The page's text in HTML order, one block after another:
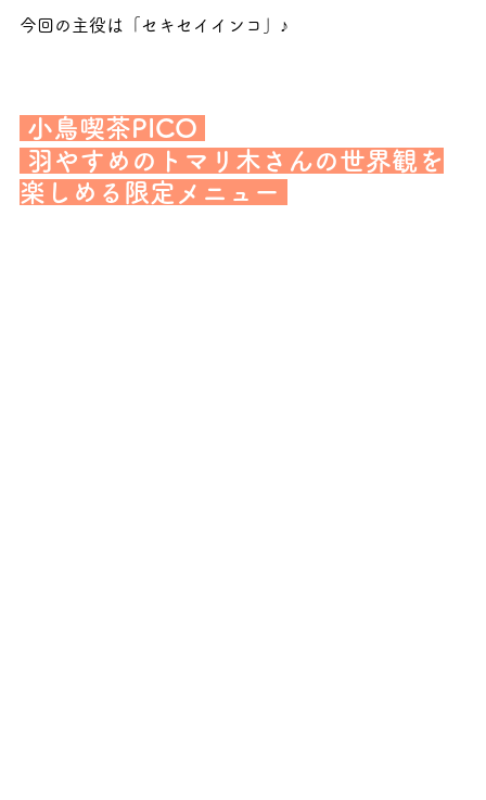
今回の主役は「セキセイインコ」♪
小鳥喫茶PICO
楽しめる限定メニュー